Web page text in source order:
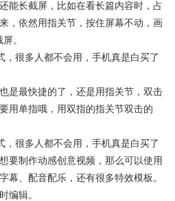
能长截屏，比如在看长篇内容时，占
，依然用指关节，按住屏幕不动，画
。
是最快捷的了，还是用指关节，双击
用单指哦，用双指的指关节双击的
要制作动感创意视频，那么可以使用
幕、配音配乐，还有很多特效模板。
编辑。